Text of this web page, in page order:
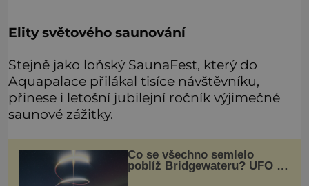
Elity světového saunování
Stejně jako loňský SaunaFest, který do
Aquapalace přilákal tisíce návštěvníku,
přinese i letošní jubilejní ročník výjimečné
saunové zážitky.
Co se všechno semlelo
poblíž Bridgewateru? UFO na